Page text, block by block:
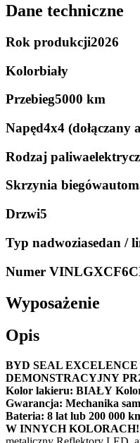
Dane techniczne
Rok produkcji2026
Kolorbiały
Przebieg5000 km
Napęd4x4 (dołączany
Rodzaj paliwa
Skrzynia biegów
Drzwi5
Typ nadwoziasedan /
Numer VIN
Wyposażenie
Opis
BYD SEAL EXCELENCE
DEMONSTRACYJNY
Kolor lakieru: BIAŁY
Gwarancja: Mechanika
Bateria: 8 lat lub 200 000
W INNYCH KOLORACH!